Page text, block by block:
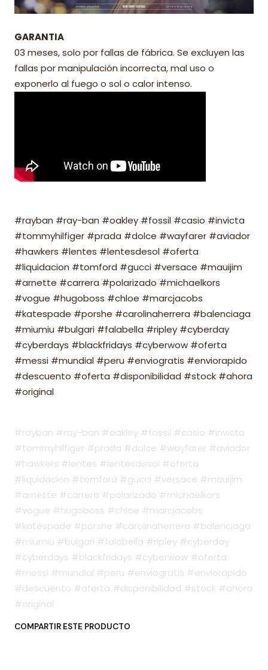
GARANTIA
03 meses, solo por fallas de fábrica. Se excluyen las
fallas por manipulación incorrecta, mal uso o
exponerlo al fuego o sol o calor intenso.
#rayban #ray-ban #oakley #fossil #casio #invicta
#tommyhilfiger #prada #dolce #wayfarer #aviador
#hawkers #lentes #lentesdesol #oferta
#liquidacion #tomford #gucci #versace #mauijim
#arnette #carrera #polarizado #michaelkors
#vogue #hugoboss #chloe #marcjacobs
#katespade #porshe #carolinaherrera #balenciaga
#miumiu #bulgari #falabella #ripley #cyberday
#cyberdays #blackfridays #cyberwow #oferta
#messi #mundial #peru #enviogratis #enviorapido
#descuento #oferta #disponibilidad #stock #ahora
#original
#rayban #ray-ban #oakley #fossil #casio #invicta
#tommyhilfiger #prada #dolce #wayfarer #aviador
#hawkers #lentes #lentesdesol #oferta
#liquidacion #tomford #gucci #versace #mauijim
#arnette #carrera #polarizado #michaelkors
#vogue #hugoboss #chloe #marcjacobs
#katespade #porshe #carolinaherrera #balenciaga
#miumiu #bulgari #falabella #ripley #cyberday
#cyberdays #blackfridays #cyberwow #oferta
#messi #mundial #peru #enviogratis #enviorapido
#descuento #oferta #disponibilidad #stock #ahora
#original
COMPARTIR ESTE PRODUCTO